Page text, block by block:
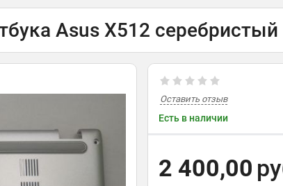
Asus X512 серебристый
Оставить отзыв
Есть в наличии
2 400,00